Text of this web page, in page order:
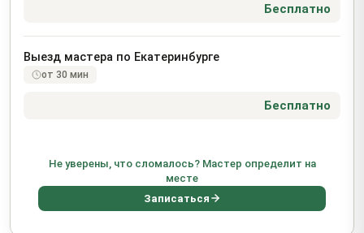
Бесплатно
Выезд мастера по Екатеринбурге
от 30 мин
Бесплатно
Не уверены, что сломалось? Мастер определит на
месте
Записаться